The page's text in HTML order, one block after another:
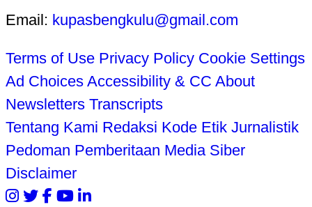
Email: kupasbengkulu@gmail.com
Terms of Use Privacy Policy Cookie Settings
Ad Choices Accessibility & CC About
Newsletters Transcripts
Tentang Kami Redaksi Kode Etik Jurnalistik
Pedoman Pemberitaan Media Siber
Disclaimer